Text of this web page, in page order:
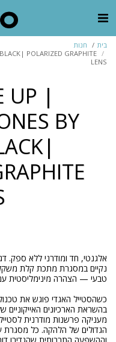
בית
חנות
POLARIZED GRAPHITE
LENS
UP |
BY
נקיים במסגרת מתכת קלת
מעניקה פרשנות מודרנית
הגדולים של הלהקה. כל מסגרת